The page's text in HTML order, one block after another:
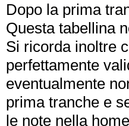
Dopo la prima
Questa tabellina
Si ricorda inoltre
perfettamente
eventualmente
prima tranche e
le note nella